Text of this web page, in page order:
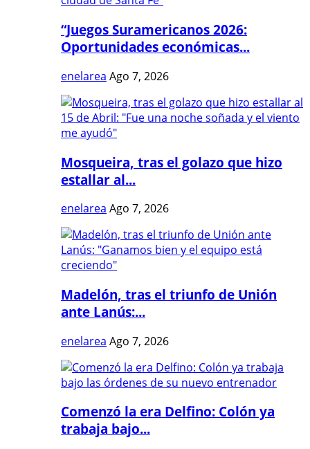
“Juegos Suramericanos 2026:
Oportunidades económicas...
enelarea Ago 7, 2026
Mosqueira, tras el golazo que hizo
estallar al...
enelarea Ago 7, 2026
Madelón, tras el triunfo de Unión
ante Lanús:...
enelarea Ago 7, 2026
Comenzó la era Delfino: Colón ya
trabaja bajo...